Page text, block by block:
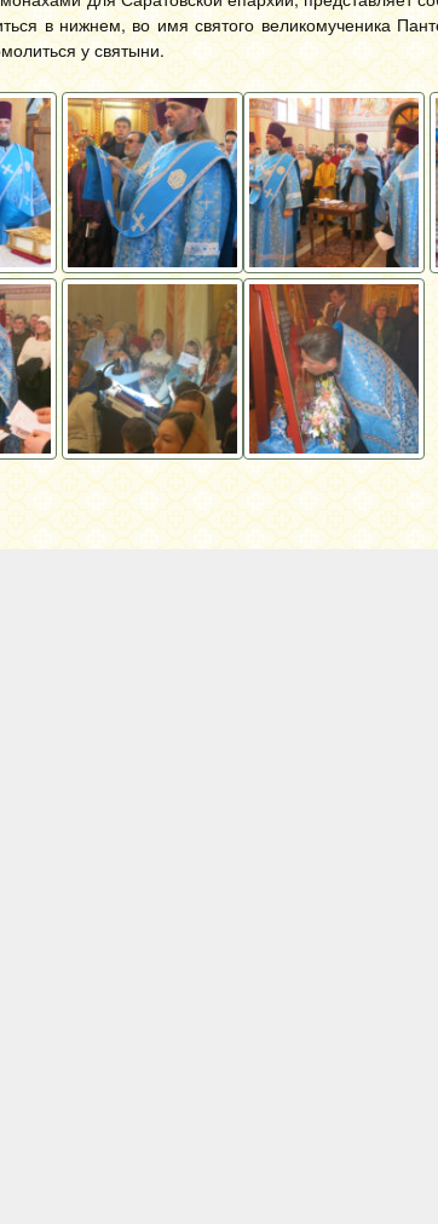
в нижнем, во имя святого великомученика
у святыни.